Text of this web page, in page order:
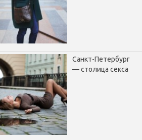
Санкт-Петербург
— столица секса